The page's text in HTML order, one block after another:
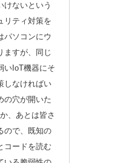
けないという
リティ対策を
パソコンにウ
ますが、同じ
いIoT機器にそ
しなければい
の穴が開いた
、あとは皆さ
ので、既知の
コードを読む